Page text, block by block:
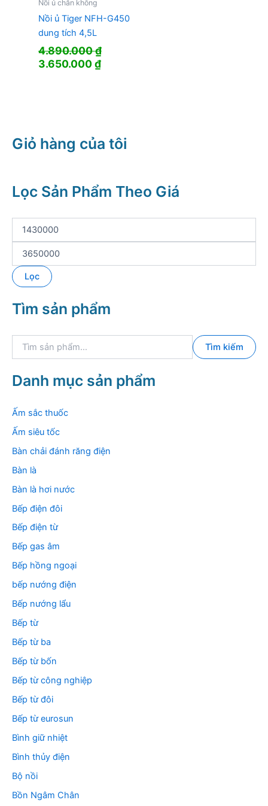
Nồi ủ chân không
Nồi ủ Tiger NFH-G450
dung tích 4,5L
4.890.000₫
Giá
3.650.000₫Giá
Giỏ hàng của tôi
Lọc Sản Phẩm Theo Giá
ố
i
h
á
t
i
Lọc
Tìm sản phẩm
k
i
m
Tìm kiếm
Danh mục sản phẩm
Ấm sắc thuốc
Ấm siêu tốc
Bàn chải đánh răng điện
Bàn là
Bàn là hơi nước
Bếp điện đôi
Bếp điện từ
Bếp gas âm
Bếp hồng ngoại
bếp nướng điện
Bếp nướng lẩu
Bếp từ
Bếp từ ba
Bếp từ bốn
Bếp từ công nghiệp
Bếp từ đôi
Bếp từ eurosun
Bình giữ nhiệt
Bình thủy điện
Bộ nồi
Bồn Ngâm Chân